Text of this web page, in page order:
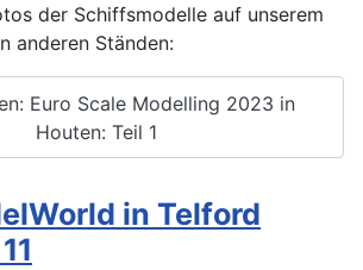
der Schiffsmodelle auf unserem
anderen Ständen:
Euro Scale Modelling 2023 in
Houten: Teil 1
in Telford